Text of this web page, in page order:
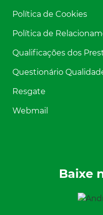
Política de Cookies
Política de
Qualificações dos
Questionário
Resgate
Webmail
Baixe